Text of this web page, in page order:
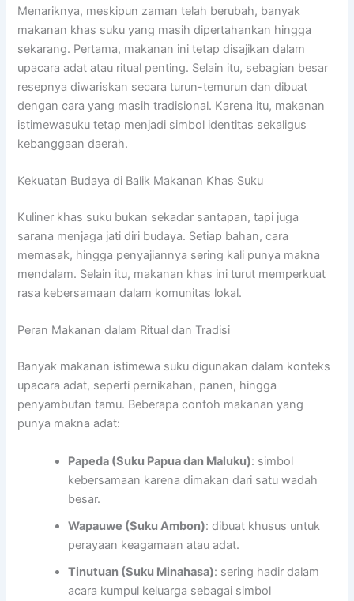
Menariknya, meskipun zaman telah berubah, banyak
makanan khas suku yang masih dipertahankan hingga
sekarang. Pertama, makanan ini tetap disajikan dalam
upacara adat atau ritual penting. Selain itu, sebagian besar
resepnya diwariskan secara turun-temurun dan dibuat
dengan cara yang masih tradisional. Karena itu, makanan
istimewasuku tetap menjadi simbol identitas sekaligus
kebanggaan daerah.
Kekuatan Budaya di Balik Makanan Khas Suku
Kuliner khas suku bukan sekadar santapan, tapi juga
sarana menjaga jati diri budaya. Setiap bahan, cara
memasak, hingga penyajiannya sering kali punya makna
mendalam. Selain itu, makanan khas ini turut memperkuat
rasa kebersamaan dalam komunitas lokal.
Peran Makanan dalam Ritual dan Tradisi
Banyak makanan istimewa suku digunakan dalam konteks
upacara adat, seperti pernikahan, panen, hingga
penyambutan tamu. Beberapa contoh makanan yang
punya makna adat:
Papeda (Suku Papua dan Maluku): simbol
kebersamaan karena dimakan dari satu wadah
besar.
Wapauwe (Suku Ambon): dibuat khusus untuk
perayaan keagamaan atau adat.
Tinutuan (Suku Minahasa): sering hadir dalam
acara kumpul keluarga sebagai simbol